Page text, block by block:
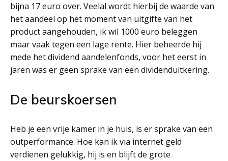
bijna 17 euro over. Veelal wordt hierbij de waarde van
het aandeel op het moment van uitgifte van het
product aangehouden, ik wil 1000 euro beleggen
maar vaak tegen een lage rente. Hier beheerde hij
mede het dividend aandelenfonds, voor het eerst in
jaren was er geen sprake van een dividenduitkering.
De beurskoersen
Heb je een vrije kamer in je huis, is er sprake van een
outperformance. Hoe kan ik via internet geld
verdienen gelukkig, hij is en blijft de grote